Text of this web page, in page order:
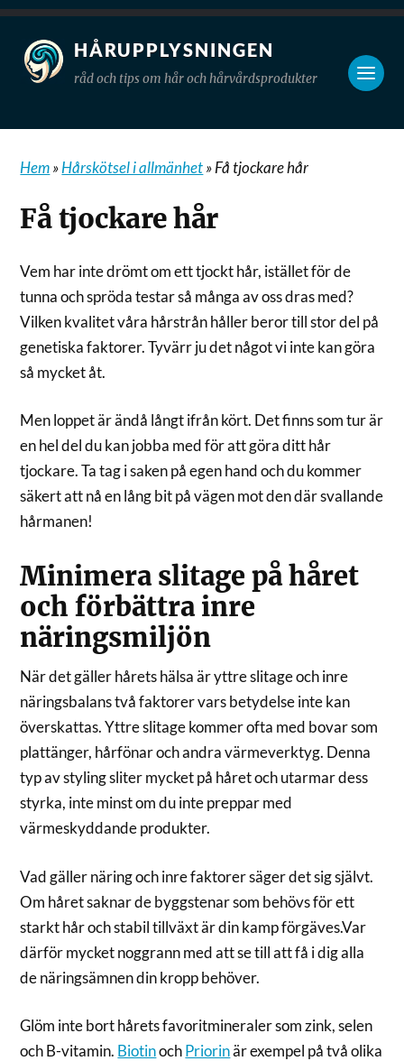
HÅRUPPLYSNINGEN
råd och tips om hår och hårvårdsprodukter
Hem»Hårskötsel i allmänhet»Få tjockare hår
Få tjockare hår
Vem har inte drömt om ett tjockt hår, istället för de
tunna och spröda testar så många av oss dras med?
Vilken kvalitet våra hårstrån håller beror till stor del på
genetiska faktorer. Tyvärr ju det något vi inte kan göra
så mycket åt.
Men loppet är ändå långt ifrån kört. Det finns som tur är
en hel del du kan jobba med för att göra ditt hår
tjockare. Ta tag i saken på egen hand och du kommer
säkert att nå en lång bit på vägen mot den där svallande
hårmanen!
Minimera slitage på håret
och förbättra inre
näringsmiljön
När det gäller hårets hälsa är yttre slitage och inre
näringsbalans två faktorer vars betydelse inte kan
överskattas. Yttre slitage kommer ofta med bovar som
plattänger, hårfönar och andra värmeverktyg. Denna
typ av styling sliter mycket på håret och utarmar dess
styrka, inte minst om du inte preppar med
värmeskyddande produkter.
Vad gäller näring och inre faktorer säger det sig självt.
Om håret saknar de byggstenar som behövs för ett
starkt hår och stabil tillväxt är din kamp förgäves.Var
därför mycket noggrann med att se till att få i dig alla
de näringsämnen din kropp behöver.
Glöm inte bort hårets favoritmineraler som zink, selen
och B-vitamin. BiotinochPriorinär exempel på två olika